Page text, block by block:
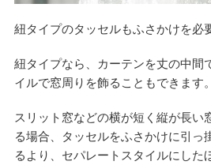
紐タイプのタッセルもふさかけを必
紐タイプなら、カーテンを丈の中間
イルで窓周りを飾ることもできます。
スリット窓などの横が短く縦が長い
る場合、タッセルをふさかけに引っ
るより、セパレートスタイルにした